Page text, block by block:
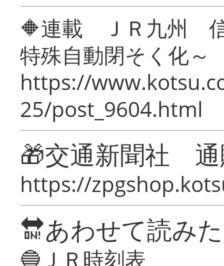
🔶連載 ＪＲ九州 信
特殊自動閉そく化～
https://
25/post_9604.html
🎁交通新聞社
https://
🔛あわせて読み
🔵ＪＲ時刻表